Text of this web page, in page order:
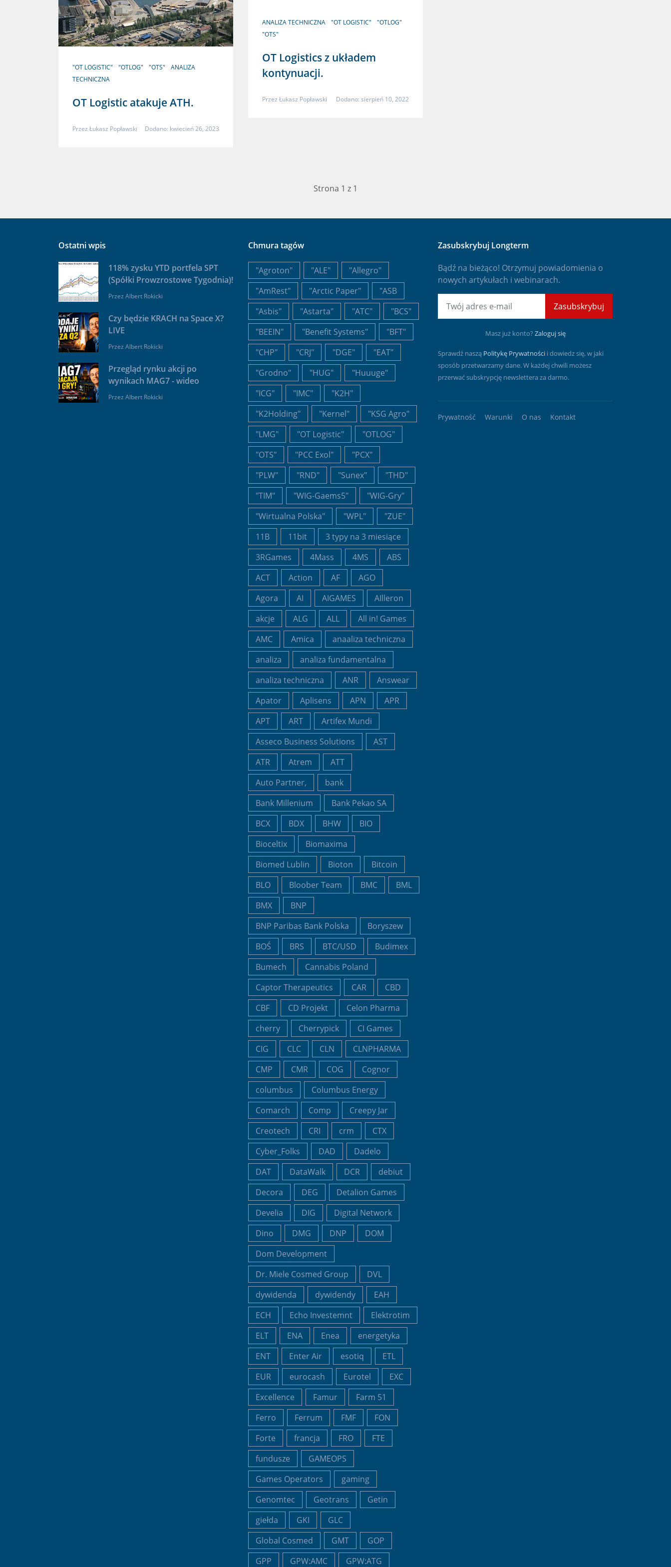
"OT LOGISTIC" "OTLOG" "OTS"
ANALIZA
TECHNICZNA
OT Logistic atakuje ATH.
Przez Łukasz Popławski Dodano: kwiecień 26, 2023
ANALIZA TECHNICZNA "OT LOGISTIC"
"OTLOG"
"OTS"
OT Logistics z układem
kontynuacji.
Przez Łukasz Popławski Dodano: sierpień 10, 2022
Strona 1 z 1
Ostatni wpis
118% zysku YTD portfela SPT
(Spółki Prowzrostowe Tygodnia)!
Przez Albert Rokicki
Czy będzie KRACH na Space X?
LIVE
Przez Albert Rokicki
Przegląd rynku akcji po
wynikach MAG7 - wideo
Przez Albert Rokicki
Chmura tagów
"Agroton" "ALE"
"Allegro"
"AmRest"
"Arctic Paper"
"ASB
"Asbis"
"Astarta" "ATC"
"BCS"
"BEEIN"
"Benefit Systems"
"BFT"
"CHP"
"CRJ" "DGE"
"EAT"
"Grodno"
"HUG"
"Huuuge"
"ICG"
"IMC"
"K2H"
"K2Holding"
"Kernel"
"KSG Agro"
"LMG"
"OT Logistic"
"OTLOG"
"OTS"
"PCC Exol"
"PCX"
"PLW"
"RND" "Sunex"
"THD"
"TIM"
"WIG-Gaems5"
"WIG-Gry"
"Wirtualna Polska"
"WPL"
"ZUE"
11B
11bit
3 typy na 3 miesiące
3RGames
4Mass 4MS
ABS
ACT
Action AF
AGO
Agora
AI AIGAMES
AIlleron
akcje
ALG ALL
All in! Games
AMC
Amica
anaaliza techniczna
analiza
analiza fundamentalna
analiza techniczna
ANR
Answear
Apator
Aplisens APN
APR
APT
ART
Artifex Mundi
Asseco Business Solutions
AST
ATR
Atrem
ATT
Auto Partner,
bank
Bank Millenium
Bank Pekao SA
BCX
BDX BHW
BIO
Bioceltix
Biomaxima
Biomed Lublin
Bioton
Bitcoin
BLO
Bloober Team BMC
BML
BMX
BNP
BNP Paribas Bank Polska
Boryszew
BOŚ
BRS BTC/USD
Budimex
Bumech
Cannabis Poland
Captor Therapeutics
CAR
CBD
CBF
CD Projekt
Celon Pharma
cherry
Cherrypick
CI Games
CIG
CLC CLN
CLNPHARMA
CMP
CMR COG
Cognor
columbus
Columbus Energy
Comarch
Comp
Creepy Jar
Creotech
CRI crm
CTX
Cyber_Folks
DAD
Dadelo
DAT
DataWalk DCR
debiut
Decora
DEG
Detalion Games
Develia
DIG
Digital Network
Dino
DMG DNP
DOM
Dom Development
Dr. Miele Cosmed Group
DVL
dywidenda
dywidendy
EAH
ECH
Echo Investemnt
Elektrotim
ELT
ENA Enea
energetyka
ENT
Enter Air esotiq
ETL
EUR
eurocash Eurotel
EXC
Excellence
Famur
Farm 51
Ferro
Ferrum FMF
FON
Forte
francja FRO
FTE
fundusze
GAMEOPS
Games Operators
gaming
Genomtec
Geotrans
Getin
giełda
GKI
GLC
Global Cosmed
GMT
GOP
GPP
GPW:AMC GPW:ATG
Zasubskrybuj Longterm
Bądź na bieżąco! Otrzymuj powiadomienia o
nowych artykułach i webinarach.
Zasubskrybuj
Masz już konto? Zaloguj się
Sprawdź naszą Politykę Prywatności i dowiedz się, w jaki
sposób przetwarzamy dane. W każdej chwili możesz
przerwać subskrypcję newslettera za darmo.
Prywatność Warunki O nas Kontakt